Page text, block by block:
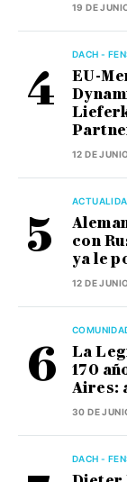
19 DE
DACH -
EU-
12 DE
con
ya le
12 DE
La
170
Aires:
30 DE
DACH -